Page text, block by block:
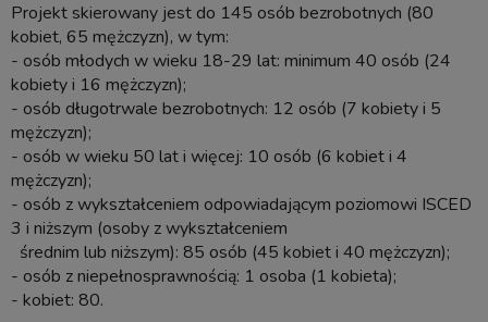
Projekt skierowany jest do 145 osób bezrobotnych (80
kobiet, 65 mężczyzn), w tym:
- osób młodych w wieku 18-29 lat: minimum 40 osób (24
kobiety i 16 mężczyzn);
- osób długotrwale bezrobotnych: 12 osób (7 kobiety i 5
mężczyzn);
- osób w wieku 50 lat i więcej: 10 osób (6 kobiet i 4
mężczyzn);
- osób z wykształceniem odpowiadającym poziomowi ISCED
3 i niższym (osoby z wykształceniem
średnim lub niższym): 85 osób (45 kobiet i 40 mężczyzn);
- osób z niepełnosprawnością: 1 osoba (1 kobieta);
- kobiet: 80.